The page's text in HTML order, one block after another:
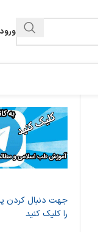
جهت دنبال کردن
را کلیک کنید